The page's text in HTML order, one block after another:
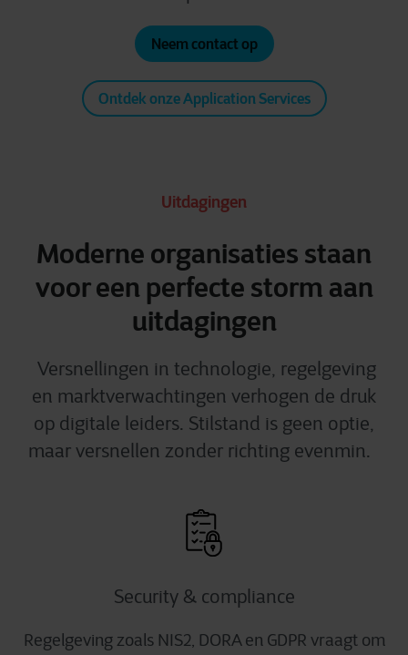
Neem contact op
Ontdek onze Application Services
Uitdagingen
Moderne organisaties staan
voor een perfecte storm aan
uitdagingen
Versnellingen in technologie, regelgeving
en marktverwachtingen verhogen de druk
op digitale leiders. Stilstand is geen optie,
maar versnellen zonder richting evenmin.
Security & compliance
Regelgeving zoals NIS2, DORA en GDPR vraagt om